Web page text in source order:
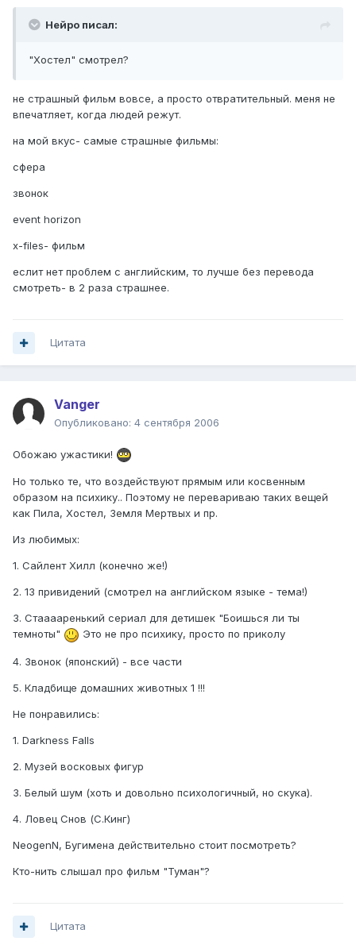
Нейро писал:
"Хостел" смотрел?
не страшный фильм вовсе, а просто отвратительный. меня не
впечатляет, когда людей режут.
на мой вкус- самые страшные фильмы:
сфера
звонок
event horizon
x-files- фильм
еслит нет проблем с английским, то лучше без перевода
смотреть- в 2 раза страшнее.
Цитата
Vanger
Опубликовано: 4 сентября 2006
Обожаю ужастики!
Но только те, что воздействуют прямым или косвенным
образом на психику.. Поэтому не перевариваю таких вещей
как Пила, Хостел, Земля Мертвых и пр.
Из любимых:
1. Сайлент Хилл (конечно же!)
2. 13 привидений (смотрел на английском языке - тема!)
3. Стааааренький сериал для детишек "Боишься ли ты
темноты"
Это не про психику, просто по приколу
4. Звонок (японский) - все части
5. Кладбище домашних животных 1 !!!
Не понравились:
1. Darkness Falls
2. Музей восковых фигур
3. Белый шум (хоть и довольно психологичный, но скука).
4. Ловец Снов (С.Кинг)
NeogenN, Бугимена действительно стоит посмотреть?
Кто-нить слышал про фильм "Туман"?
Цитата